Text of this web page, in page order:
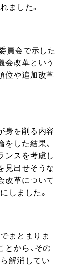
ました。
員会で示した
会改革という
位や追加改革
身を削る内容
した結果、
ンスを考慮し
見出せそうな
改革について
しました。
まとまりま
とから、その
解消してい